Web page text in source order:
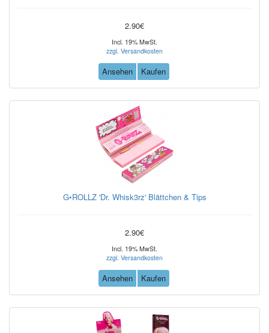
2.90€
Incl. 19% MwSt.
zzgl. Versandkosten
Ansehen Kaufen
G•ROLLZ 'Dr. Whisk3rz' Blättchen & Tips
2.90€
Incl. 19% MwSt.
zzgl. Versandkosten
Ansehen Kaufen